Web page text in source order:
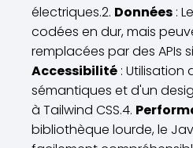
électriques.2. Données :
codées en dur, mais
remplacées par des APIs
Accessibilité : Utilisation
sémantiques et d'un
à Tailwind CSS.4.
bibliothèque lourde, le